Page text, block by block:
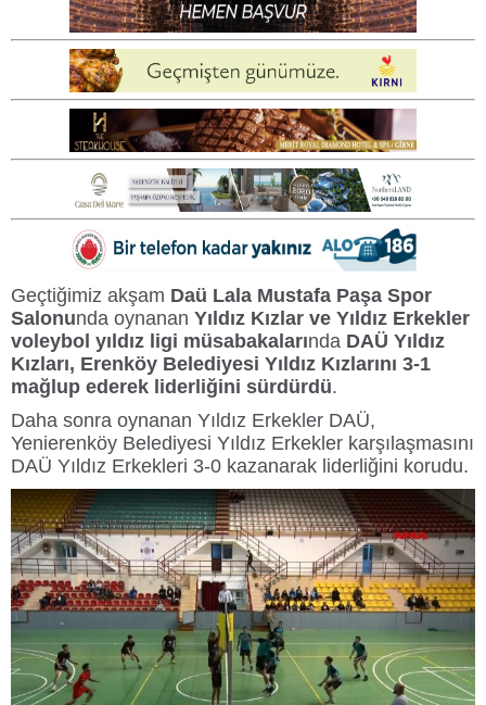
Geçtiğimiz akşam Daü Lala Mustafa Paşa Spor
Salonunda oynanan Yıldız Kızlar ve Yıldız Erkekler
voleybol yıldız ligi müsabakalarında DAÜ Yıldız
Kızları, Erenköy Belediyesi Yıldız Kızlarını 3-1
mağlup ederek liderliğini sürdürdü.
Daha sonra oynanan Yıldız Erkekler DAÜ,
Yenierenköy Belediyesi Yıldız Erkekler karşılaşmasını
DAÜ Yıldız Erkekleri 3-0 kazanarak liderliğini korudu.